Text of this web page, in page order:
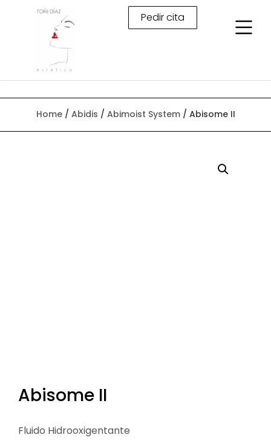
Pedir cita
Home/ Abidis / Abimoist System/ Abisome II
Abisome II
Fluido Hidrooxigentante